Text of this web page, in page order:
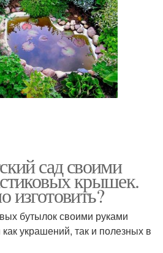
сад своими
крышек.
бутылок своими руками
украшений, так и полезных в